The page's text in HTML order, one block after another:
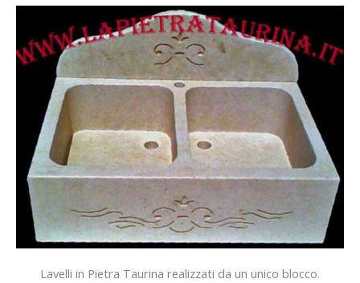
Lavelli in Pietra Taurina realizzati da un unico blocco.